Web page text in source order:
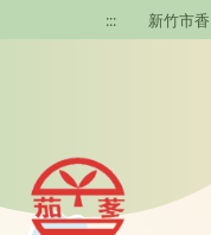
移至網頁之主要內容區
::: 新竹市